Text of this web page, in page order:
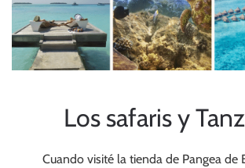
Los safaris y
Cuando visité la tienda de Pangea de